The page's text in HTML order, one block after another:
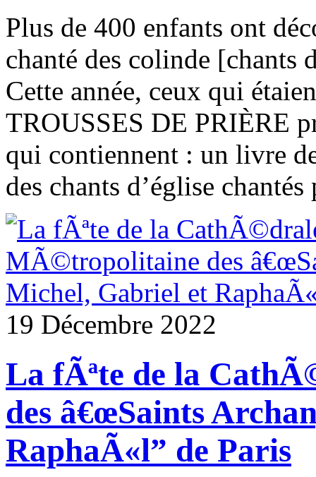
Plus de 400 enfants ont
chanté des colinde [chants
Cette année, ceux qui
TROUSSES DE PRIÈRE
qui contiennent : un livre
des chants d’église
19 Décembre 2022
La fÃªte de la
des â€œSaints
RaphaÃ«l” de Paris